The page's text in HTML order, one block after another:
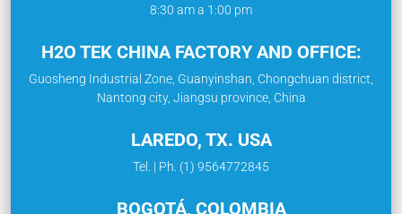
8:30 am a 1:00 pm
H2O TEK CHINA FACTORY AND OFFICE:
Guosheng Industrial Zone, Guanyinshan, Chongchuan district,
Nantong city, Jiangsu province, China
LAREDO, TX. USA
Tel. | Ph. (1) 9564772845
BOGOTÁ, COLOMBIA